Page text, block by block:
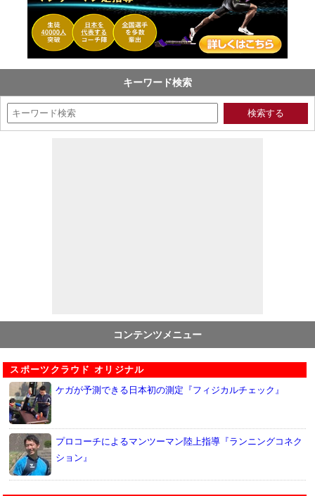
キーワード検索
コンテンツメニュー
スポーツクラウド オリジナル
ケガが予測できる日本初の測定『フィジカルチェック』
プロコーチによるマンツーマン陸上指導『ランニングコネク
ション』